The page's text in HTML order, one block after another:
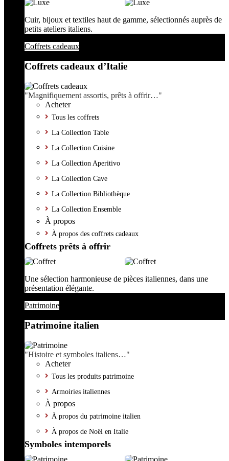
Cuir, bijoux et textiles haut de gamme, sélectionnés auprès de
petits ateliers italiens.
Coffrets cadeaux
Coffrets cadeaux d’Italie
"Magnifiquement assortis, prêts à offrir…"
Acheter
Tous les coffrets
La Collection Table
La Collection Cuisine
La Collection Aperitivo
La Collection Cave
La Collection Bibliothèque
La Collection Ensemble
À propos
À propos des coffrets cadeaux
Coffrets prêts à offrir
Une sélection harmonieuse de pièces italiennes, dans une
présentation élégante.
Patrimoine
Patrimoine italien
"Histoire et symboles italiens…"
Acheter
Tous les produits patrimoine
Armoiries italiennes
À propos
À propos du patrimoine italien
À propos de Noël en Italie
Symboles intemporels